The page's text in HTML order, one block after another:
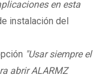
en esta
instalación del
"Usar siempre el
abrir ALARMZ